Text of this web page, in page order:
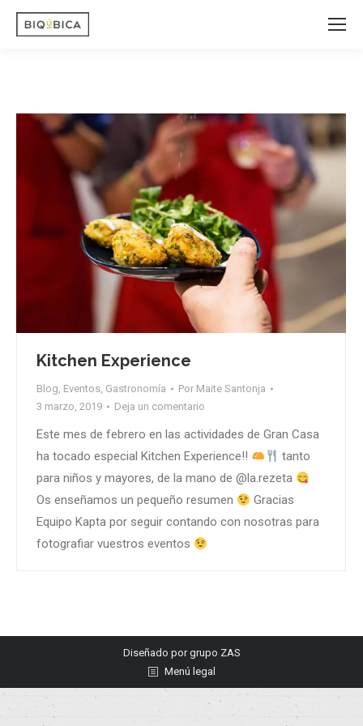
Kitchen Experience
Blog, Eventos, Gastronomía Por Maite Santonja
3 marzo, 2019
Deja un comentario
Este mes de febrero en las actividades de Gran Casa
ha tocado especial Kitchen Experience!!
tanto
para niños y mayores, de la mano de @la.rezeta
Os enseñamos un pequeño resumen
Gracias
Equipo Kapta por seguir contando con nosotras para
fotografiar vuestros eventos
Diseñado porgrupo ZAS
Menú legal